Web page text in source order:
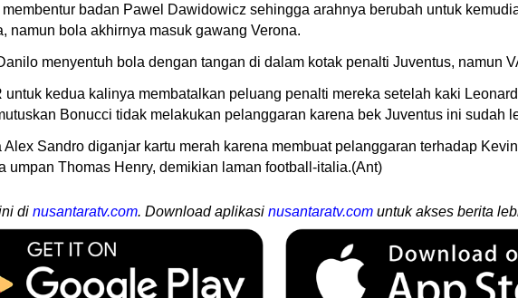
badan Pawel Dawidowicz sehingga arahnya berubah untuk
namun bola akhirnya masuk gawang Verona.
menyentuh bola dengan tangan di dalam kotak penalti Juventus, namun
kedua kalinya membatalkan peluang penalti mereka setelah kaki
Bonucci tidak melakukan pelanggaran karena bek Juventus ini sudah
Sandro diganjar kartu merah karena membuat pelanggaran terhadap
umpan Thomas Henry, demikian laman football-italia.(Ant)
di nusantaratv.com. Download aplikasi nusantaratv.com untuk akses berita